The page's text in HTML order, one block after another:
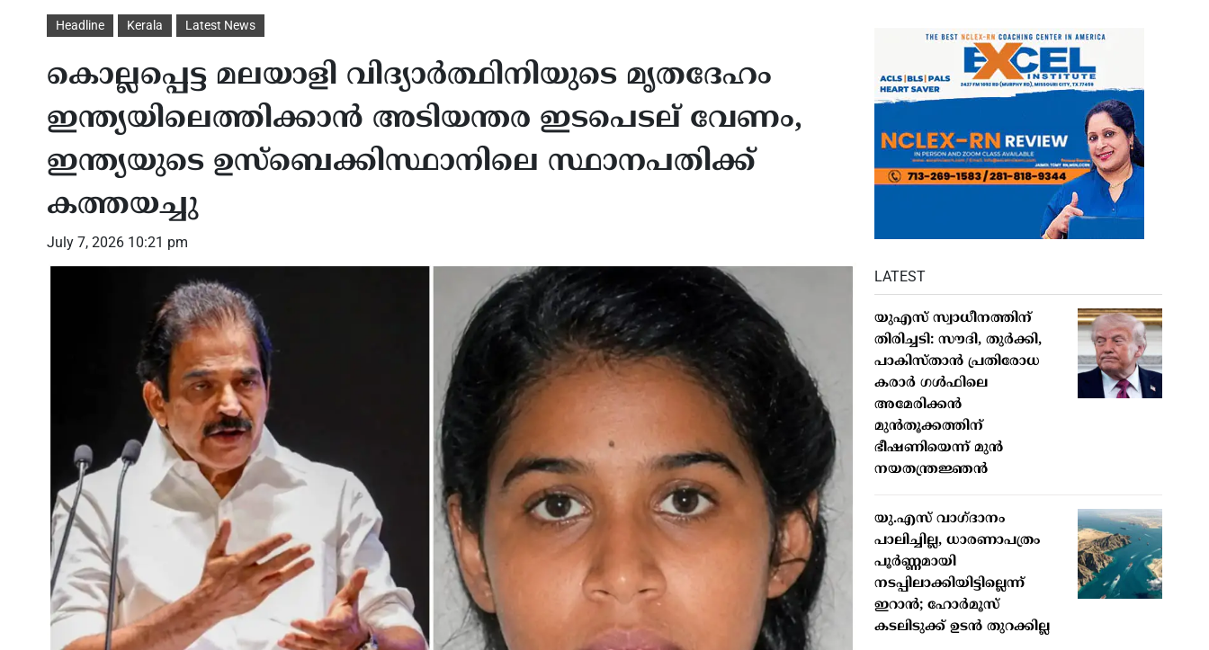
Headline Kerala Latest News
കൊല്ലപ്പെട്ട മലയാളി വിദ്യാര്‍ത്ഥിനിയുടെ മൃതദേഹം
ഇന്ത്യയിലെത്തിക്കാന്‍ അടിയന്തര ഇടപെടല് വേണം,
ഇന്ത്യയുടെ ഉസ്‌ബെക്കിസ്ഥാനിലെ സ്ഥാനപതിക്ക്
കത്തയച്ചു
July 7, 2026 10:21 pm
LATEST
യുഎസ് സ്വാധീനത്തിന്
തിരിച്ചടി: സൗദി, തുർക്കി,
പാകിസ്താൻ പ്രതിരോധ
കരാർ ഗൾഫിലെ
അമേരിക്കൻ
മുൻതൂക്കത്തിന്
ഭീഷണിയെന്ന് മുൻ
നയതന്ത്രജ്ഞൻ
യു.എസ് വാഗ്ദാനം
പാലിച്ചില്ല, ധാരണാപത്രം
പൂർണ്ണമായി
നടപ്പിലാക്കിയിട്ടില്ലെന്ന്
ഇറാൻ; ഹോർമൂസ്
കടലിടുക്ക് ഉടൻ തുറക്കില്ല